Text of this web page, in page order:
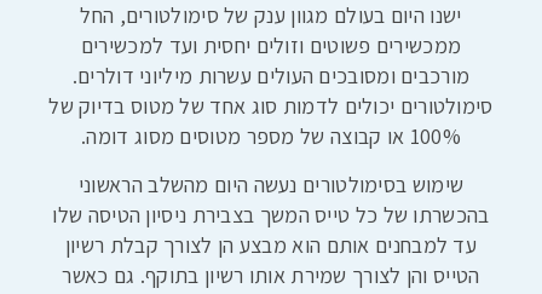
ישנו היום בעולם מגוון ענק של סימולטורים, החל
ממכשירים פשוטים וזולים יחסית ועד למכשירים
מורכבים ומסובכים העולים עשרות מיליוני דולרים.
סימולטורים יכולים לדמות סוג אחד של מטוס בדיוק של
100% או קבוצה של מספר מטוסים מסוג דומה.
שימוש בסימולטורים נעשה היום מהשלב הראשוני
בהכשרתו של כל טייס המשך בצבירת ניסיון הטיסה שלו
עד למבחנים אותם הוא מבצע הן לצורך קבלת רשיון
הטייס והן לצורך שמירת אותו רשיון בתוקף. גם כאשר